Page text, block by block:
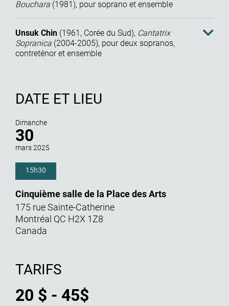
Bouchara (1981 ), pour soprano et ensemble
Unsuk Chin (1961 , Corée du Sud ), Cantatrix
Sopranica (2004-2005), pour deux sopranos,
contreténor et ensemble
DATE ET LIEU
Dimanche
30
mars 2025
15h30
Cinquième salle de la Place des Arts
175 rue Sainte-Catherine
Montréal QC H2X 1Z8
Canada
TARIFS
20 $ - 45$